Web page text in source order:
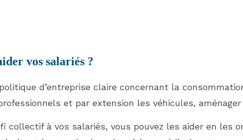
vos salariés ?
d’entreprise claire concernant la
et par extension les véhicules,
collectif à vos salariés, vous pouvez les aider en les